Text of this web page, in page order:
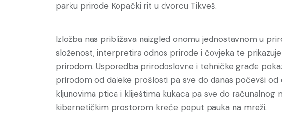
parku prirode Kopački rit u dvorcu Tikveš.
Izložba nas približava naizgled onomu jednostavnom u
složenost, interpretira odnos prirode i čovjeka te
prirodom. Usporedba prirodoslovne i tehničke građe
prirodom od daleke prošlosti pa sve do danas počevši od
kljunovima ptica i kliještima kukaca pa sve do računalnog
kibernetičkim prostorom kreće poput pauka na mreži.